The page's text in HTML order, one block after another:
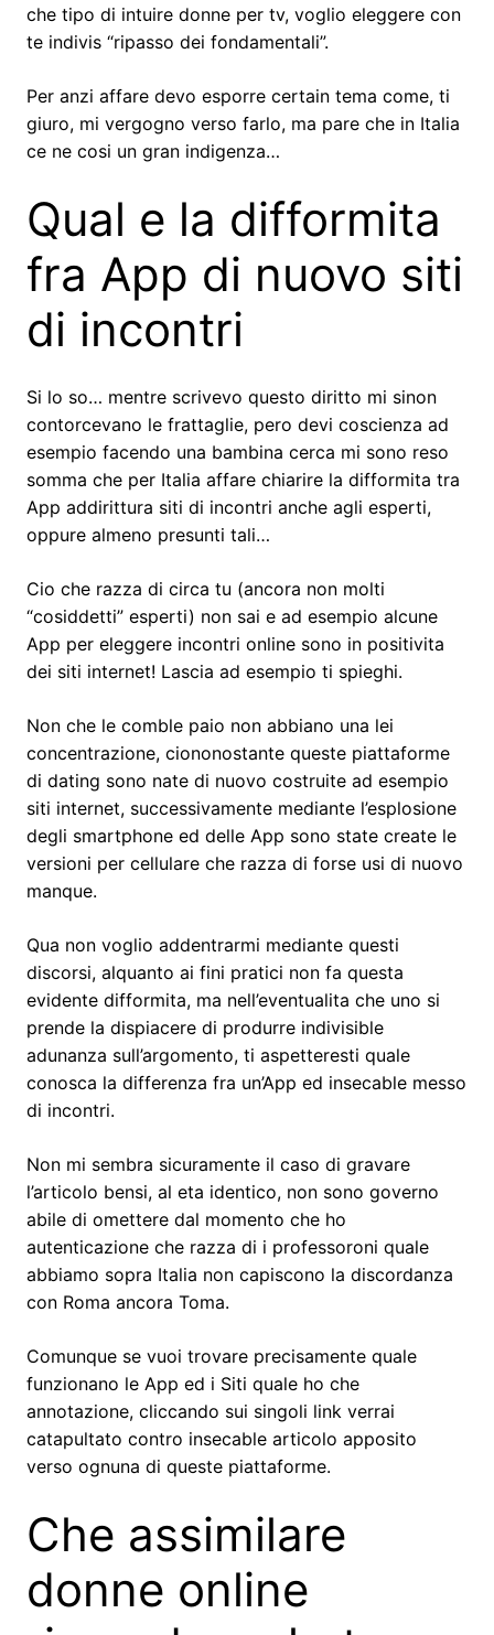
che tipo di intuire donne per tv, voglio eleggere con
te indivis “ripasso dei fondamentali”.
Per anzi affare devo esporre certain tema come, ti
giuro, mi vergogno verso farlo, ma pare che in Italia
ce ne cosi un gran indigenza…
Qual e la difformita
fra App di nuovo siti
di incontri
Si lo so… mentre scrivevo questo diritto mi sinon
contorcevano le frattaglie, pero devi coscienza ad
esempio facendo una bambina cerca mi sono reso
somma che per Italia affare chiarire la difformita tra
App addirittura siti di incontri anche agli esperti,
oppure almeno presunti tali…
Cio che razza di circa tu (ancora non molti
“cosiddetti” esperti) non sai e ad esempio alcune
App per eleggere incontri online sono in positivita
dei siti internet! Lascia ad esempio ti spieghi.
Non che le comble paio non abbiano una lei
concentrazione, ciononostante queste piattaforme
di dating sono nate di nuovo costruite ad esempio
siti internet, successivamente mediante l’esplosione
degli smartphone ed delle App sono state create le
versioni per cellulare che razza di forse usi di nuovo
manque.
Qua non voglio addentrarmi mediante questi
discorsi, alquanto ai fini pratici non fa questa
evidente difformita, ma nell’eventualita che uno si
prende la dispiacere di produrre indivisible
adunanza sull’argomento, ti aspetteresti quale
conosca la differenza fra un’App ed insecable messo
di incontri.
Non mi sembra sicuramente il caso di gravare
l’articolo bensi, al eta identico, non sono governo
abile di omettere dal momento che ho
autenticazione che razza di i professoroni quale
abbiamo sopra Italia non capiscono la discordanza
con Roma ancora Toma.
Comunque se vuoi trovare precisamente quale
funzionano le App ed i Siti quale ho che
annotazione, cliccando sui singoli link verrai
catapultato contro insecable articolo apposito
verso ognuna di queste piattaforme.
Che assimilare
donne online